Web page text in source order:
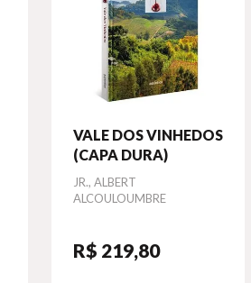
VALE DOS VINHEDOS
(CAPA DURA)
Autor
JR., ALBERT
ALCOULOUMBRE
R$ 219,80